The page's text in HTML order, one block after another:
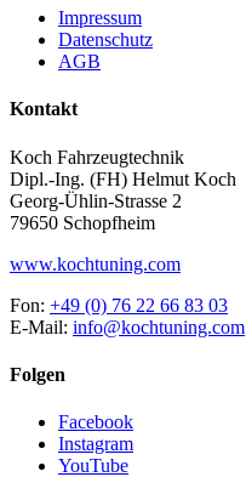
Impressum
Datenschutz
AGB
Kontakt
Koch Fahrzeugtechnik
Dipl.-Ing. (FH) Helmut Koch
Georg-Ühlin-Strasse 2
79650 Schopfheim
www.kochtuning.com
Fon: +49 (0) 76 22 66 83 03
E-Mail: info@kochtuning.com
Folgen
Facebook
Instagram
YouTube